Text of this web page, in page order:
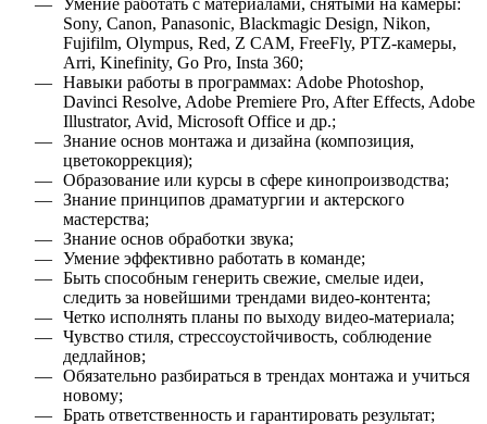
Sony, Canon, Panasonic, Blackmagic Design, Nikon,
Fujifilm, Olympus, Red, Z CAM, FreeFly, PTZ-камеры,
Arri, Kinefinity, Go Pro, Insta 360;
Навыки работы в программах: Adobe Photoshop,
Davinci Resolve, Adobe Premiere Pro, After Effects, Adobe
Illustrator, Avid, Microsoft Office и др.;
Знание основ монтажа и дизайна (композиция,
цветокоррекция);
Образование или курсы в сфере кинопроизводства;
Знание принципов драматургии и актерского
мастерства;
Знание основ обработки звука;
Умение эффективно работать в команде;
Быть способным генерить свежие, смелые идеи,
следить за новейшими трендами видео-контента;
Четко исполнять планы по выходу видео-материала;
Чувство стиля, стрессоустойчивость, соблюдение
дедлайнов;
Обязательно разбираться в трендах монтажа и учиться
новому;
Брать ответственность и гарантировать результат;